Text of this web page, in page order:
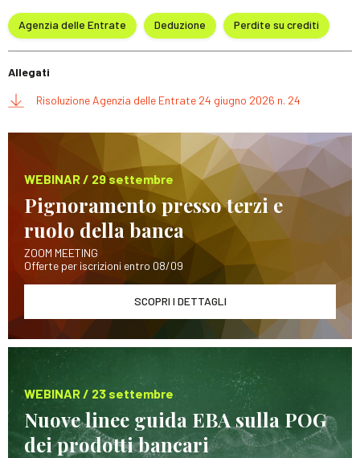
Agenzia delle Entrate Deduzione Perdite su crediti
Allegati
Risoluzione Agenzia delle Entrate 24 giugno 2026 n. 24
WEBINAR / 29 settembre
Pignoramento presso terzi e
ruolo della banca
ZOOM MEETING
Offerte per iscrizioni entro 08/09
SCOPRI I DETTAGLI
WEBINAR / 23 settembre
Nuove linee guida EBA sulla POG
dei prodotti bancari